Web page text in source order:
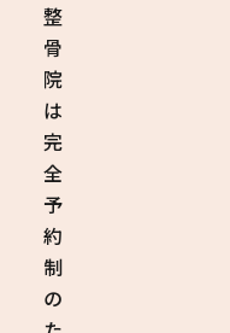
整
骨
院
は
完
全
予
約
制
の